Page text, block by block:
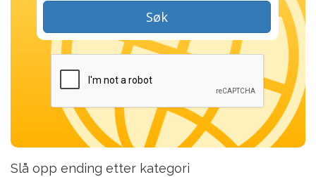
Søk
Slå opp ending etter kategori